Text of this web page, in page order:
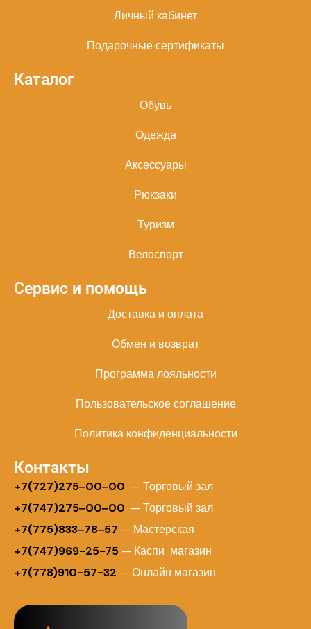
Личный кабинет
Подарочные сертификаты
Каталог
Обувь
Одежда
Аксессуары
Рюкзаки
Туризм
Велоспорт
Сервис и помощь
Доставка и оплата
Обмен и возврат
Программа лояльности
Пользовательское соглашение
Политика конфиденциальности
Контакты
+7(727)275‒00‒00 — Торговый зал
+7(747)275‒00‒00 — Торговый зал
+7(775)833‒78‒57 — Мастерская
+7(747)969-25-75 — Каспи магазин
+7(778)910-57-32 — Онлайн магазин